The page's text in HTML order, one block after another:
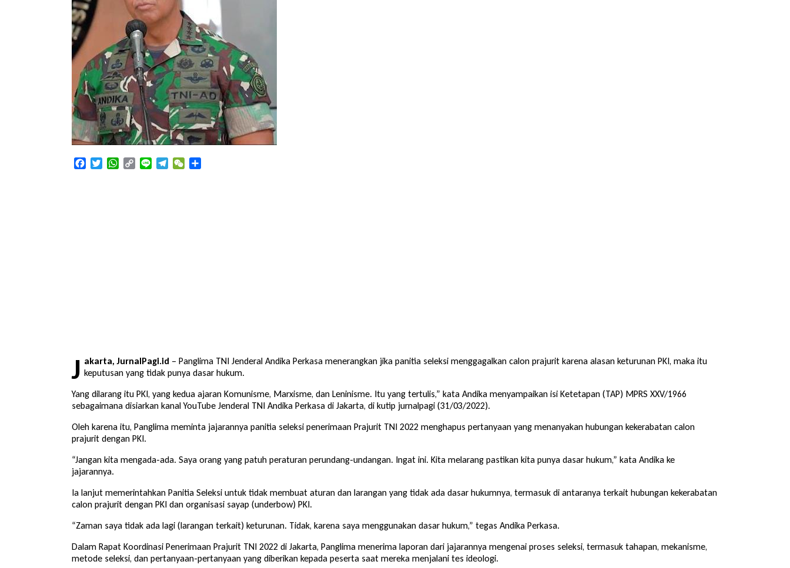
FacebookTwitterWhatsApp
Copy
Line TelegramWeChat
J akarta, JurnalPagi.id – Panglima TNI Jenderal Andika Perkasa menerangkan jika panitia seleksi menggagalkan calon prajurit karena alasan keturunan PKI, maka itu
keputusan yang tidak punya dasar hukum.
Yang dilarang itu PKI, yang kedua ajaran Komunisme, Marxisme, dan Leninisme. Itu yang tertulis,” kata Andika menyampaikan isi Ketetapan (TAP) MPRS XXV/1966
sebagaimana disiarkan kanal YouTube Jenderal TNI Andika Perkasa di Jakarta, di kutip jurnalpagi (31/03/2022).
Oleh karena itu, Panglima meminta jajarannya panitia seleksi penerimaan Prajurit TNI 2022 menghapus pertanyaan yang menanyakan hubungan kekerabatan calon
prajurit dengan PKI.
“Jangan kita mengada-ada. Saya orang yang patuh peraturan perundang-undangan. Ingat ini. Kita melarang pastikan kita punya dasar hukum,” kata Andika ke
jajarannya.
Ia lanjut memerintahkan Panitia Seleksi untuk tidak membuat aturan dan larangan yang tidak ada dasar hukumnya, termasuk di antaranya terkait hubungan kekerabatan
calon prajurit dengan PKI dan organisasi sayap (underbow) PKI.
“Zaman saya tidak ada lagi (larangan terkait) keturunan. Tidak, karena saya menggunakan dasar hukum,” tegas Andika Perkasa.
Dalam Rapat Koordinasi Penerimaan Prajurit TNI 2022 di Jakarta, Panglima menerima laporan dari jajarannya mengenai proses seleksi, termasuk tahapan, mekanisme,
metode seleksi, dan pertanyaan-pertanyaan yang diberikan kepada peserta saat mereka menjalani tes ideologi.